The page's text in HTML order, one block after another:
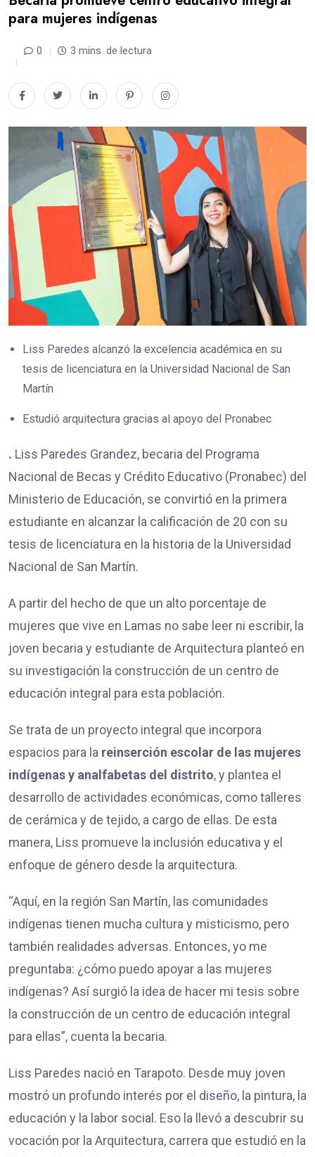
para mujeres indígenas
0 3 mins. de lectura
Liss Paredes alcanzó la excelencia académica en su
tesis de licenciatura en la Universidad Nacional de San
Martín
Estudió arquitectura gracias al apoyo del Pronabec
. Liss Paredes Grandez, becaria del Programa
Nacional de Becas y Crédito Educativo (Pronabec) del
Ministerio de Educación, se convirtió en la primera
estudiante en alcanzar la calificación de 20 con su
tesis de licenciatura en la historia de la Universidad
Nacional de San Martín.
A partir del hecho de que un alto porcentaje de
mujeres que vive en Lamas no sabe leer ni escribir, la
joven becaria y estudiante de Arquitectura planteó en
su investigación la construcción de un centro de
educación integral para esta población.
Se trata de un proyecto integral que incorpora
espacios para la reinserción escolar de las mujeres
indígenas y analfabetas del distrito, y plantea el
desarrollo de actividades económicas, como talleres
de cerámica y de tejido, a cargo de ellas. De esta
manera, Liss promueve la inclusión educativa y el
enfoque de género desde la arquitectura.
“Aquí, en la región San Martín, las comunidades
indígenas tienen mucha cultura y misticismo, pero
también realidades adversas. Entonces, yo me
preguntaba: ¿cómo puedo apoyar a las mujeres
indígenas? Así surgió la idea de hacer mi tesis sobre
la construcción de un centro de educación integral
para ellas”, cuenta la becaria.
Liss Paredes nació en Tarapoto. Desde muy joven
mostró un profundo interés por el diseño, la pintura, la
educación y la labor social. Eso la llevó a descubrir su
vocación por la Arquitectura, carrera que estudió en la